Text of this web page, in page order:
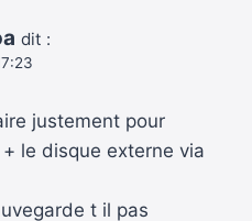
dit :
justement pour
le disque externe via
t il pas